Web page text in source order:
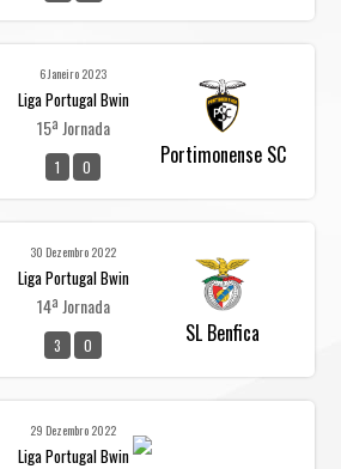
6 Janeiro 2023
Liga Portugal Bwin
15ª Jornada
1 0 Portimonense SC
30 Dezembro 2022
Liga Portugal Bwin
14ª Jornada
3 0 SL Benfica
29 Dezembro 2022
Liga Portugal Bwin